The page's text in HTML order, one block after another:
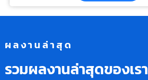
ผลงานล่าสุด
รวมผลงานล่าสุดของเรา